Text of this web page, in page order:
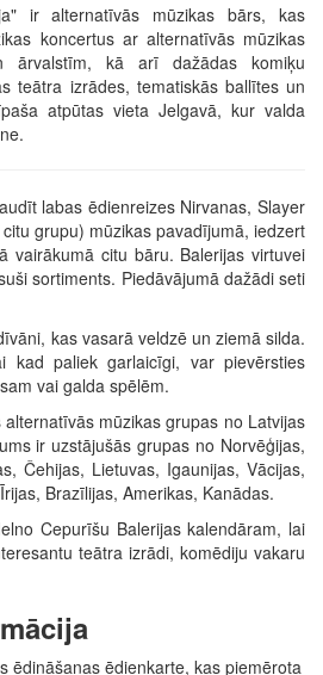
ir alternatīvās mūzikas bārs, kas
koncertus ar alternatīvās mūzikas
ārvalstīm, kā arī dažādas komiķu
teātra izrādes, tematiskās ballītes un
atpūtas vieta Jelgavā, kur valda
labas ēdienreizes Nirvanas, Slayer
grupu) mūzikas pavadījumā, iedzert
vairākumā citu bāru. Balerijas virtuvei
sortiments. Piedāvājumā dažādi seti
kas vasarā veldzē un ziemā silda.
kad paliek garlaicīgi, var pievērsties
vai galda spēlēm.
mūzikas grupas no Latvijas
ir uzstājušās grupas no Norvēģijas,
Čehijas, Lietuvas, Igaunijas, Vācijas,
Brazīlijas, Amerikas, Kanādas.
Cepurīšu Balerijas kalendāram, lai
teātra izrādi, komēdiju vakaru
ēdināšanas ēdienkarte, kas piemērota